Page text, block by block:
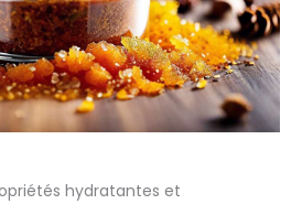
hydratantes et